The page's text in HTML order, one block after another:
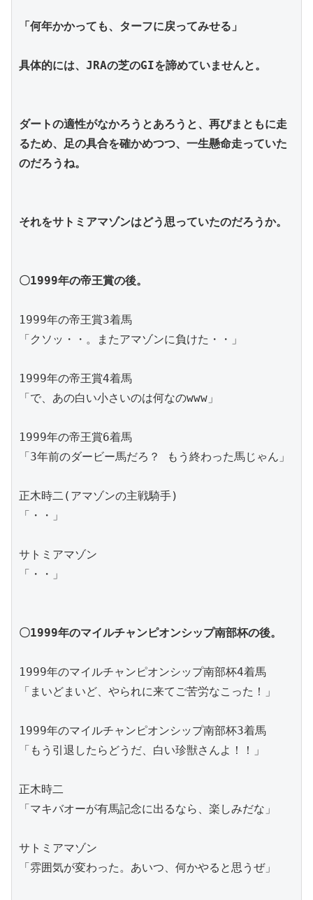
「何年かかっても、ターフに戻ってみせる」
具体的には、JRAの芝のGIを諦めていませんと。
ダートの適性がなかろうとあろうと、再びまともに走
るため、足の具合を確かめつつ、一生懸命走っていた
のだろうね。
それをサトミアマゾンはどう思っていたのだろうか。
〇1999年の帝王賞の後。
1999年の帝王賞3着馬
「クソッ・・。またアマゾンに負けた・・」
1999年の帝王賞4着馬
「で、あの白い小さいのは何なのwww」
1999年の帝王賞6着馬
「3年前のダービー馬だろ？ もう終わった馬じゃん」
正木時二(アマゾンの主戦騎手)
「・・」
サトミアマゾン
「・・」
〇1999年のマイルチャンピオンシップ南部杯の後。
1999年のマイルチャンピオンシップ南部杯4着馬
「まいどまいど、やられに来てご苦労なこった！」
1999年のマイルチャンピオンシップ南部杯3着馬
「もう引退したらどうだ、白い珍獣さんよ！！」
正木時二
「マキバオーが有馬記念に出るなら、楽しみだな」
サトミアマゾン
「雰囲気が変わった。あいつ、何かやると思うぜ」